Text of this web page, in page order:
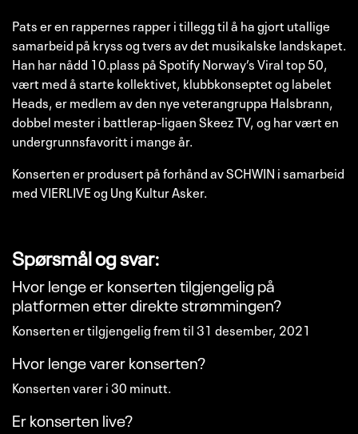
Pats er en rappernes rapper i tillegg til å ha gjort utallige
samarbeid på kryss og tvers av det musikalske landskapet.
Han har nådd 10.plass på Spotify Norway’s Viral top 50,
vært med å starte kollektivet, klubbkonseptet og labelet
Heads, er medlem av den nye veterangruppa Halsbrann,
dobbel mester i battlerap-ligaen Skeez TV, og har vært en
undergrunnsfavoritt i mange år.
Konserten er produsert på forhånd av SCHWIN i samarbeid
med VIERLIVE og Ung Kultur Asker.
Spørsmål og svar:
Hvor lenge er konserten tilgjengelig på
platformen etter direkte strømmingen?
Konserten er tilgjengelig frem til 31 desember, 2021
Hvor lenge varer konserten?
Konserten varer i 30 minutt.
Er konserten live?